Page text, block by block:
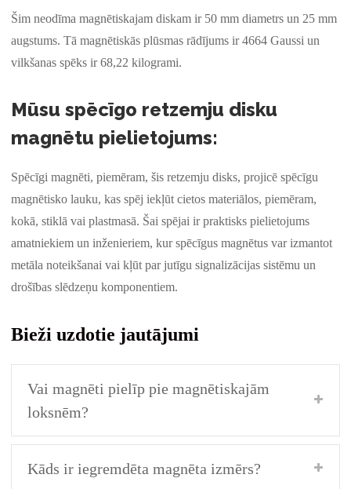
Šim neodīma magnētiskajam diskam ir 50 mm diametrs un 25 mm
augstums. Tā magnētiskās plūsmas rādījums ir 4664 Gaussi un
vilkšanas spēks ir 68,22 kilogrami.
Mūsu spēcīgo retzemju disku
magnētu pielietojums:
Spēcīgi magnēti, piemēram, šis retzemju disks, projicē spēcīgu
magnētisko lauku, kas spēj iekļūt cietos materiālos, piemēram,
kokā, stiklā vai plastmasā. Šai spējai ir praktisks pielietojums
amatniekiem un inženieriem, kur spēcīgus magnētus var izmantot
metāla noteikšanai vai kļūt par jutīgu signalizācijas sistēmu un
drošības slēdzeņu komponentiem.
Bieži uzdotie jautājumi
Vai magnēti pielīp pie magnētiskajām
loksnēm?
Kāds ir iegremdēta magnēta izmērs?